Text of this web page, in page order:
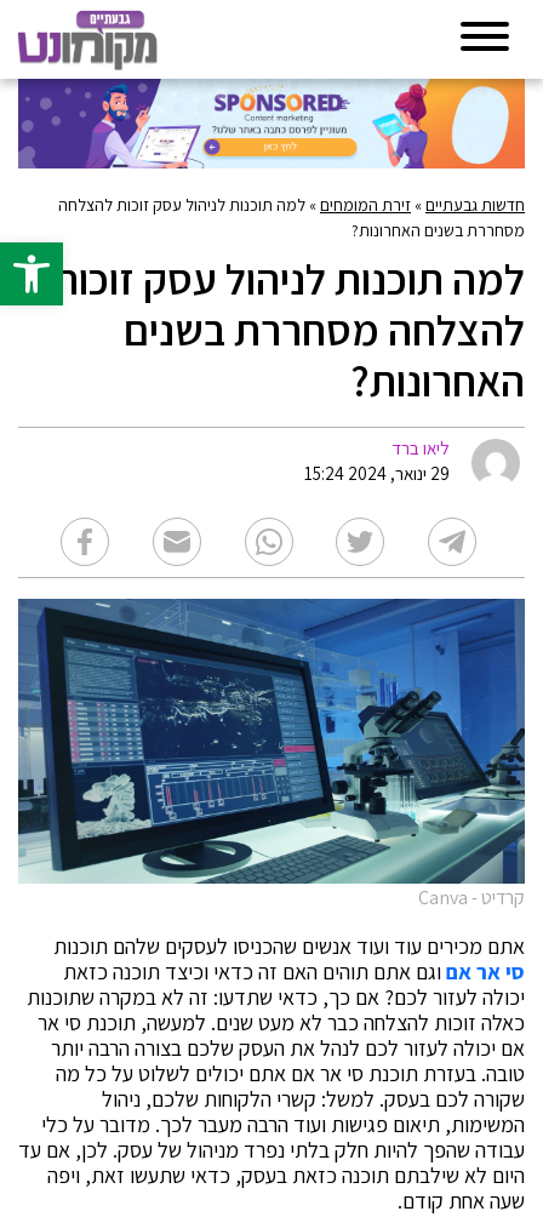
פתח
חדשות גבעתיים» זירת המומחים» למה תוכנות לניהול עסק זוכות להצלחה
מסחררת בשנים האחרונות?
למה תוכנות לניהול עסק זוכות
להצלחה מסחררת בשנים
האחרונות?
ליאו ברד
29 ינואר, 2024 15:24
קרדיט - Canva
אתם מכירים עוד ועוד אנשים שהכניסו לעסקים שלהם תוכנות
סי אר אםוגם אתם תוהים האם זה כדאי וכיצד תוכנה כזאת
יכולה לעזור לכם? אם כך, כדאי שתדעו: זה לא במקרה שתוכנות
כאלה זוכות להצלחה כבר לא מעט שנים. למעשה, תוכנת סי אר
אם יכולה לעזור לכם לנהל את העסק שלכם בצורה הרבה יותר
טובה. בעזרת תוכנת סי אר אם אתם יכולים לשלוט על כל מה
שקורה לכם בעסק. למשל: קשרי הלקוחות שלכם, ניהול
המשימות, תיאום פגישות ועוד הרבה מעבר לכך. מדובר על כלי
עבודה שהפך להיות חלק בלתי נפרד מניהול של עסק. לכן, אם עד
היום לא שילבתם תוכנה כזאת בעסק, כדאי שתעשו זאת, ויפה
שעה אחת קודם.